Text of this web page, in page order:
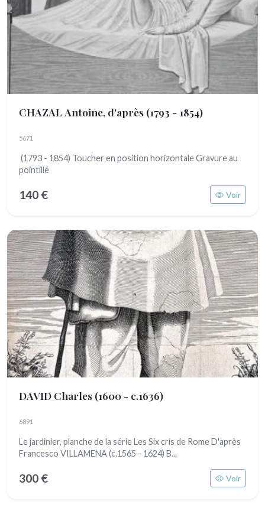
CHAZAL Antoine, d'après (1793 - 1854)
5671
(1793 - 1854) Toucher en position horizontale Gravure au
pointillé
140 € Voir
DAVID Charles (1600 - c.1636)
6891
Le jardinier, planche de la série Les Six cris de Rome D'après
Francesco VILLAMENA (c.1565 - 1624) B...
300 € Voir